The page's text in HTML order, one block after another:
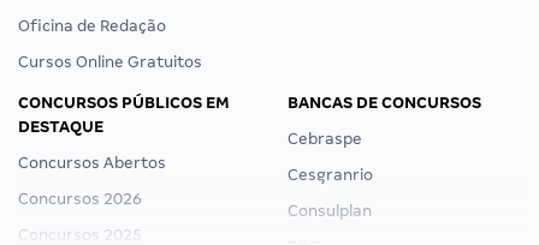
Oficina de Redação
Cursos Online Gratuitos
CONCURSOS PÚBLICOS EM
DESTAQUE
Concursos Abertos
Concursos 2026
Concursos 2025
BANCAS DE CONCURSOS
Cebraspe
Cesgranrio
Consulplan